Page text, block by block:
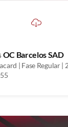
OC Barcelos SAD
| Fase Regular |